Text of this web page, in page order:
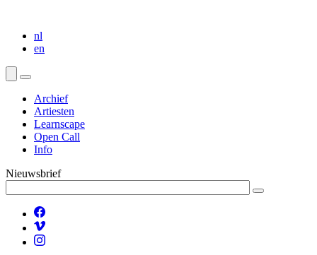
nl
en
Archief
Artiesten
Learnscape
Open Call
Info
Nieuwsbrief